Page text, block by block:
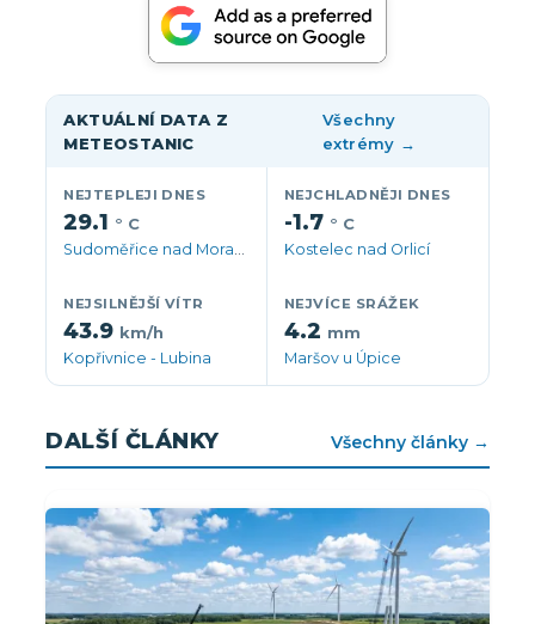
AKTUÁLNÍ DATA Z
METEOSTANIC
Všechny
extrémy →
NEJTEPLEJI DNES
29.1 ° C
Sudoměřice nad Moravou
NEJCHLADNĚJI DNES
-1.7 ° C
Kostelec nad Orlicí
NEJSILNĚJŠÍ VÍTR
43.9 km/h
Kopřivnice - Lubina
NEJVÍCE SRÁŽEK
4.2 mm
Maršov u Úpice
DALŠÍ ČLÁNKY Všechny články →